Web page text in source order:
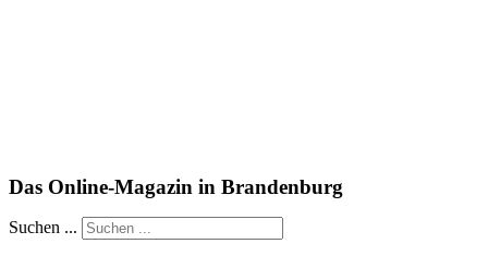
Das Online-Magazin in Brandenburg
Suchen ...